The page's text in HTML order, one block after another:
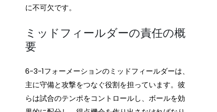
に不可欠です。
ミッドフィールダーの責任の概
要
6-3-1フォーメーションのミッドフィールダーは、
主に守備と攻撃をつなぐ役割を担っています。彼
らは試合のテンポをコントロールし、ボールを効